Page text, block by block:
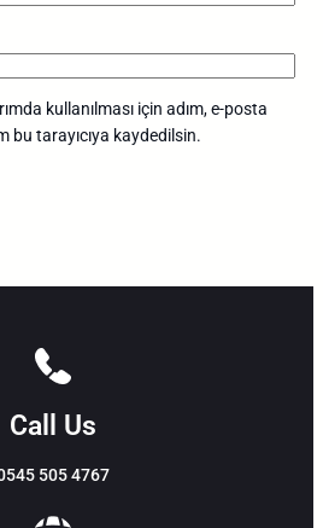
kullanılması için adım, e-posta
bu tarayıcıya kaydedilsin.
Call Us
505 4767